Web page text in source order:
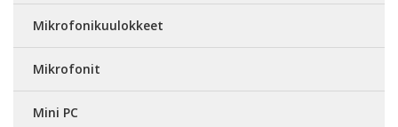
Mikrofonikuulokkeet
Mikrofonit
Mini PC